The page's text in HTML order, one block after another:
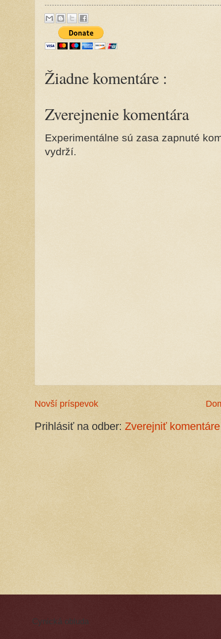
Žiadne komentáre :
Zverejnenie komentára
Experimentálne sú zasa zapnuté
vydrží.
Novší príspevok
Prihlásiť na odber: Zverejniť
Cynická obluda